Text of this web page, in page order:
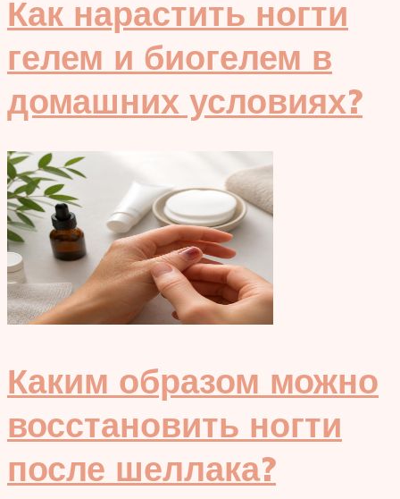
Как нарастить ногти
гелем и биогелем в
домашних условиях?
Каким образом можно
восстановить ногти
после шеллака?